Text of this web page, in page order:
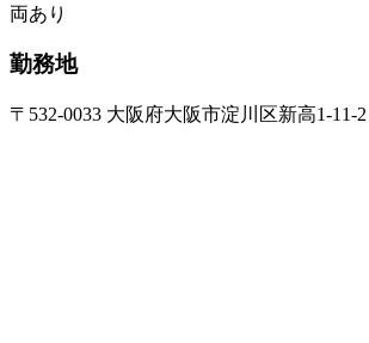
両あり
勤務地
〒532-0033 大阪府大阪市淀川区新高1-11-2